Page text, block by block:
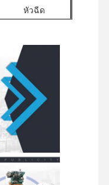
หัวฉีด
ปั๊มไฮดรอลิก
สำหรับรถขุด
ส่วนประกอบแชสซี
และอุปกรณ์เสริ
มอื่นๆ